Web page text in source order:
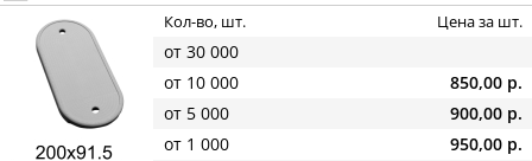
Кол-во, шт. Цена за шт.
от 30 000
от 10 000
850,00 р.
от 5 000
900,00 р.
от 1 000
950,00 р.